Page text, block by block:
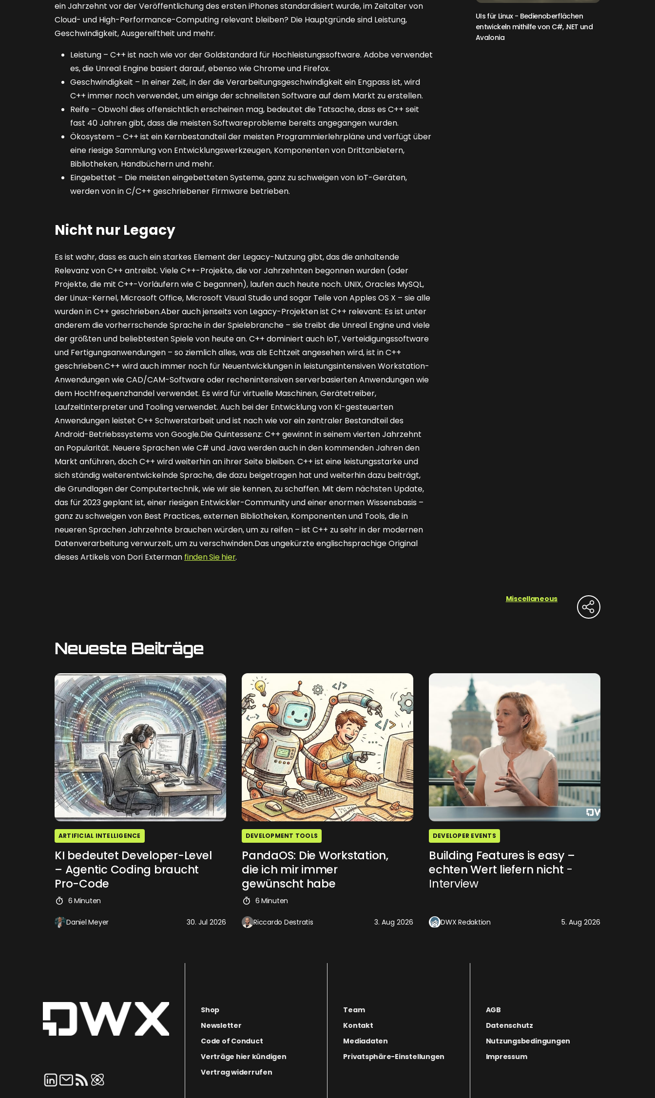
ein Jahrzehnt vor der Veröffentlichung des ersten iPhones standardisiert wurde, im Zeitalter von
Cloud- und High-Performance-Computing relevant bleiben? Die Hauptgründe sind Leistung,
Geschwindigkeit, Ausgereiftheit und mehr.
Leistung – C++ ist nach wie vor der Goldstandard für Hochleistungssoftware. Adobe verwendet
es, die Unreal Engine basiert darauf, ebenso wie Chrome und Firefox.
Geschwindigkeit – In einer Zeit, in der die Verarbeitungsgeschwindigkeit ein Engpass ist, wird
C++ immer noch verwendet, um einige der schnellsten Software auf dem Markt zu erstellen.
Reife – Obwohl dies offensichtlich erscheinen mag, bedeutet die Tatsache, dass es C++ seit
fast 40 Jahren gibt, dass die meisten Softwareprobleme bereits angegangen wurden.
Ökosystem – C++ ist ein Kernbestandteil der meisten Programmierlehrpläne und verfügt über
eine riesige Sammlung von Entwicklungswerkzeugen, Komponenten von Drittanbietern,
Bibliotheken, Handbüchern und mehr.
Eingebettet – Die meisten eingebetteten Systeme, ganz zu schweigen von IoT-Geräten,
werden von in C/C++ geschriebener Firmware betrieben.
Nicht nur Legacy
Es ist wahr, dass es auch ein starkes Element der Legacy-Nutzung gibt, das die anhaltende
Relevanz von C++ antreibt. Viele C++-Projekte, die vor Jahrzehnten begonnen wurden (oder
Projekte, die mit C++-Vorläufern wie C begannen), laufen auch heute noch. UNIX, Oracles MySQL,
der Linux-Kernel, Microsoft Office, Microsoft Visual Studio und sogar Teile von Apples OS X – sie alle
wurden in C++ geschrieben.Aber auch jenseits von Legacy-Projekten ist C++ relevant: Es ist unter
anderem die vorherrschende Sprache in der Spielebranche – sie treibt die Unreal Engine und viele
der größten und beliebtesten Spiele von heute an. C++ dominiert auch IoT, Verteidigungssoftware
und Fertigungsanwendungen – so ziemlich alles, was als Echtzeit angesehen wird, ist in C++
geschrieben.C++ wird auch immer noch für Neuentwicklungen in leistungsintensiven Workstation-
Anwendungen wie CAD/CAM-Software oder rechenintensiven serverbasierten Anwendungen wie
dem Hochfrequenzhandel verwendet. Es wird für virtuelle Maschinen, Gerätetreiber,
Laufzeitinterpreter und Tooling verwendet. Auch bei der Entwicklung von KI-gesteuerten
Anwendungen leistet C++ Schwerstarbeit und ist nach wie vor ein zentraler Bestandteil des
Android-Betriebssystems von Google.Die Quintessenz: C++ gewinnt in seinem vierten Jahrzehnt
an Popularität. Neuere Sprachen wie C# und Java werden auch in den kommenden Jahren den
Markt anführen, doch C++ wird weiterhin an ihrer Seite bleiben. C++ ist eine leistungsstarke und
sich ständig weiterentwickelnde Sprache, die dazu beigetragen hat und weiterhin dazu beiträgt,
die Grundlagen der Computertechnik, wie wir sie kennen, zu schaffen. Mit dem nächsten Update,
das für 2023 geplant ist, einer riesigen Entwickler-Community und einer enormen Wissensbasis –
ganz zu schweigen von Best Practices, externen Bibliotheken, Komponenten und Tools, die in
neueren Sprachen Jahrzehnte brauchen würden, um zu reifen – ist C++ zu sehr in der modernen
Datenverarbeitung verwurzelt, um zu verschwinden.Das ungekürzte englischsprachige Original
dieses Artikels von Dori Exterman finden Sie hier.
UIs für Linux - Bedienoberflächen
entwickeln mithilfe von C#, .NET und
Avalonia
Miscellaneous
Neueste Beiträge
ARTIFICIAL INTELLIGENCE
KI bedeutet Developer-Level
– Agentic Coding braucht
Pro-Code
6 Minuten
Daniel Meyer 30. Jul 2026
DEVELOPMENT TOOLS
PandaOS: Die Workstation,
die ich mir immer
gewünscht habe
6 Minuten
Riccardo Destratis 3. Aug 2026
DEVELOPER EVENTS
Building Features is easy –
echten Wert liefern nicht -
Interview
DWX Redaktion 5. Aug 2026
Shop
Newsletter
Code of Conduct
Verträge hier kündigen
Vertrag widerrufen
Team
Kontakt
Mediadaten
Privatsphäre-Einstellungen
AGB
Datenschutz
Nutzungsbedingungen
Impressum